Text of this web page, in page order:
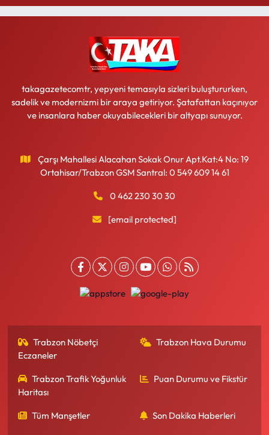
takagazetecomtr, yepyeni temasıyla sizleri buluştururken,
sadelik ve modernizmi bir araya getiriyor. Şatafattan kaçınıyor
ve insanlara haber okuyabilecekleri bir altyapı sunuyor.
Çarşı Mahallesi Alacahan Sokak Onur Apt.Kat:4 No: 19
Ortahisar/Trabzon GSM Santral: 0 549 609 14 61
0 462 230 30 30
[email protected]
Trabzon Nöbetçi
Eczaneler
Trabzon Hava Durumu
Trabzon Trafik Yoğunluk
Haritası
Puan Durumu ve Fikstür
Tüm Manşetler Son Dakika Haberleri